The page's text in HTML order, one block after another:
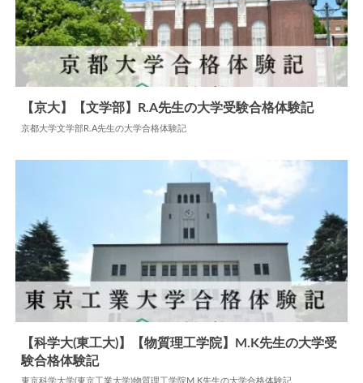
【京大】【文学部】R.A先生の大学受験合格体験記
京都大学文学部R.A先生の大学合格体験記
大学合格体験記
【科学大(東工大)】【物質理工学院】M.K先生の大学受
験合格体験記